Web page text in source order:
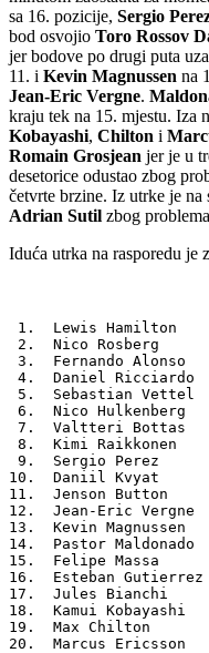
sa 16. pozicije, Sergio
bod osvojio Toro Rossov
jer bodove po drugi puta
11. i Kevin Magnussen na
Jean-Eric Vergne.
kraju tek na 15. mjestu. Iza
Kobayashi, Chilton i
Romain Grosjean jer je u
desetorice odustao zbog
četvrte brzine. Iz utrke je na
Adrian Sutil zbog
Iduća utrka na rasporedu je
1.  Lewis Hamilton
2.  Nico Rosberg
3.  Fernando
4.  Daniel Ricciardo
5.  Sebastian Vettel
6.  Nico Hulkenberg
7.  Valtteri Bottas
8.  Kimi Raikkonen
9.  Sergio Perez
10.  Daniil Kvyat
11.  Jenson Button
12.  Jean-Eric
13.  Kevin
14.  Pastor
15.  Felipe Massa
16.  Esteban
17.  Jules Bianchi
18.  Kamui
19.  Max Chilton
20.  Marcus Ericsson